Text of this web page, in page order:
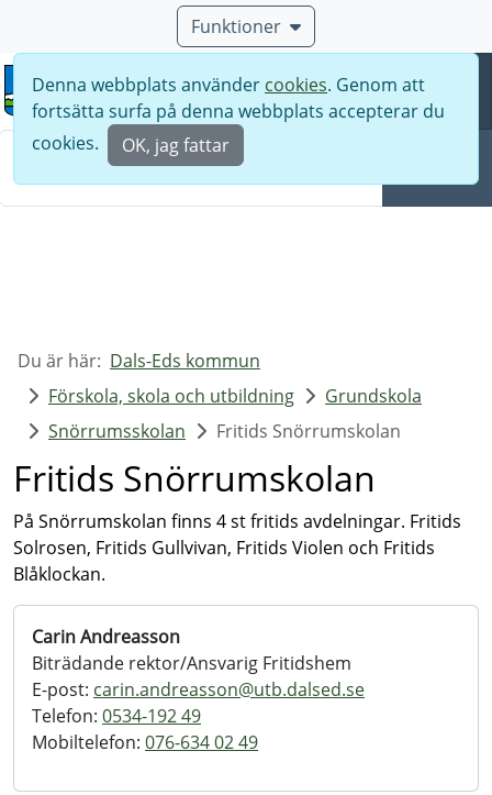
Funktioner
Meny
Denna webbplats använder cookies. Genom att
fortsätta surfa på denna webbplats accepterar du
cookies.
OK, jag fattar
Du är här: Dals-Eds kommun
Förskola, skola och utbildning
Grundskola
Snörrumsskolan
Fritids Snörrumskolan
Fritids Snörrumskolan
På Snörrumskolan finns 4 st fritids avdelningar. Fritids
Solrosen, Fritids Gullvivan, Fritids Violen och Fritids
Blåklockan.
Carin Andreasson
Biträdande rektor/Ansvarig Fritidshem
E-post: carin.andreasson@utb.dalsed.se
Telefon: 0534-192 49
Mobiltelefon: 076-634 02 49